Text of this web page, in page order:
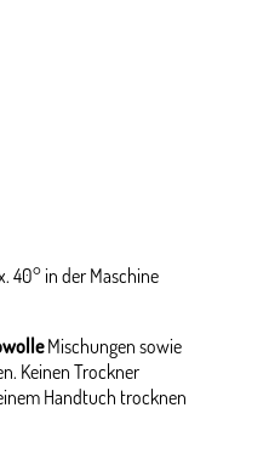
40° in der Maschine
Mischungen sowie
Keinen Trockner
Handtuch trocknen